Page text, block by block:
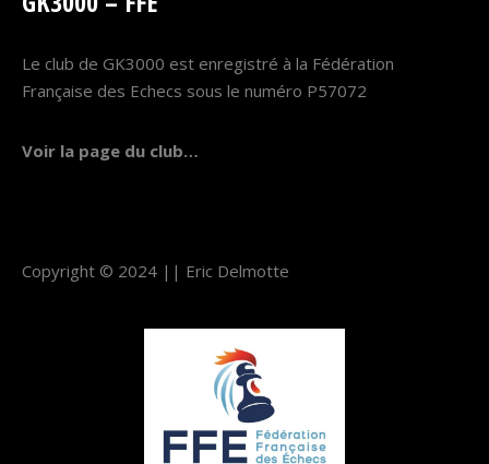
Le club de GK3000 est enregistré à la Fédération
Française des Echecs sous le numéro P57072
Voir la page du club…
Copyright © 2024 || Eric Delmotte